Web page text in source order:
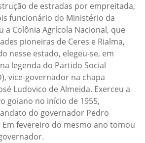
de estradas por empreitada,
funcionário do Ministério da
a Colônia Agrícola Nacional, que
pioneiras de Ceres e Rialma,
nesse estado, elegeu-se, em
legenda do Partido Social
vice-governador na chapa
Ludovico de Almeida. Exerceu a
goiano no início de 1955,
do governador Pedro
Em fevereiro do mesmo ano tomou